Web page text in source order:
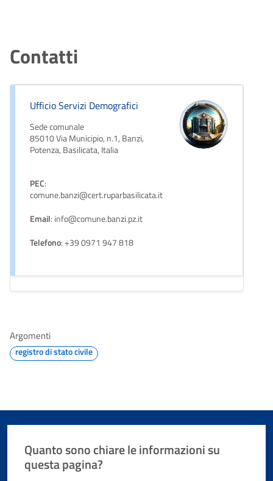
Contatti
Ufficio Servizi Demografici
Sede comunale
85010 Via Municipio, n.1, Banzi,
Potenza, Basilicata, Italia
PEC:
comune.banzi@cert.ruparbasilicata.it
Email: info@comune.banzi.pz.it
Telefono: +39 0971 947 818
Argomenti
registro di stato civile
Quanto sono chiare le informazioni su
questa pagina?